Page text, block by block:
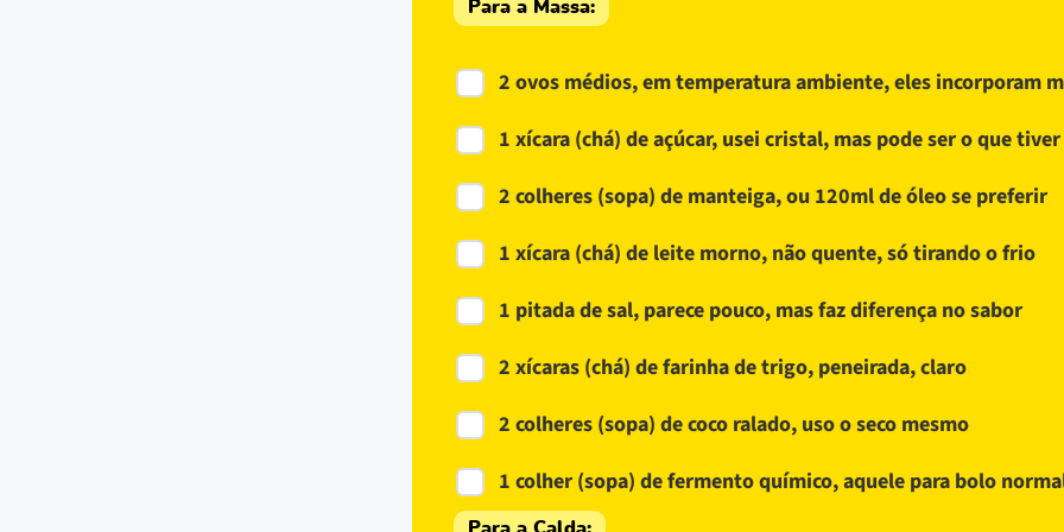
Para a Massa:
2 ovos médios, em temperatura ambiente, eles incorporam
1 xícara (chá) de açúcar, usei cristal, mas pode ser o que tiver
2 colheres (sopa) de manteiga, ou 120ml de óleo se preferir
1 xícara (chá) de leite morno, não quente, só tirando o frio
1 pitada de sal, parece pouco, mas faz diferença no sabor
2 xícaras (chá) de farinha de trigo, peneirada, claro
2 colheres (sopa) de coco ralado, uso o seco mesmo
1 colher (sopa) de fermento químico, aquele para bolo